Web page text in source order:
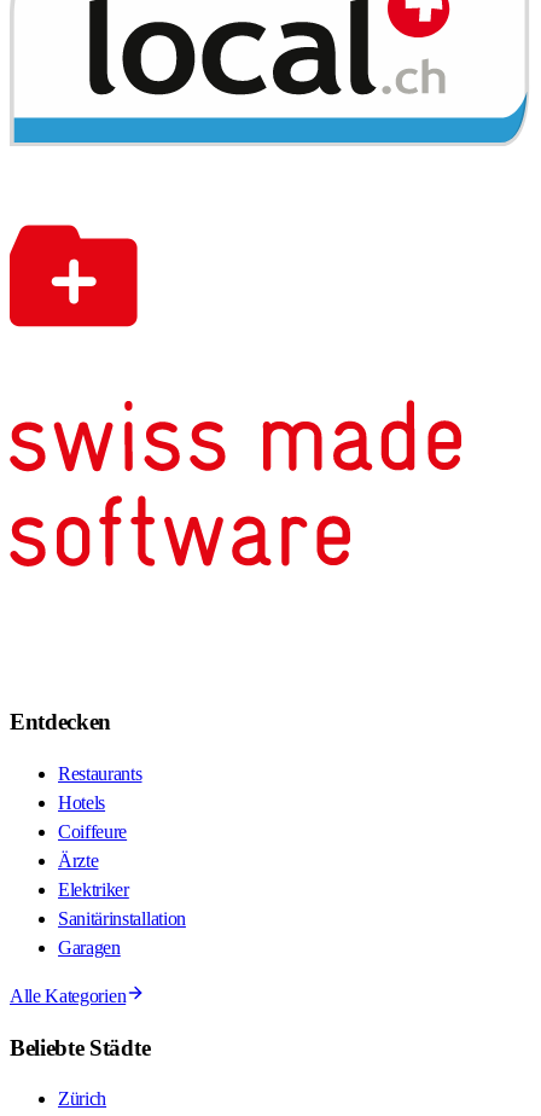
Entdecken
Restaurants
Hotels
Coiffeure
Ärzte
Elektriker
Sanitärinstallation
Garagen
Alle Kategorien
Beliebte Städte
Zürich